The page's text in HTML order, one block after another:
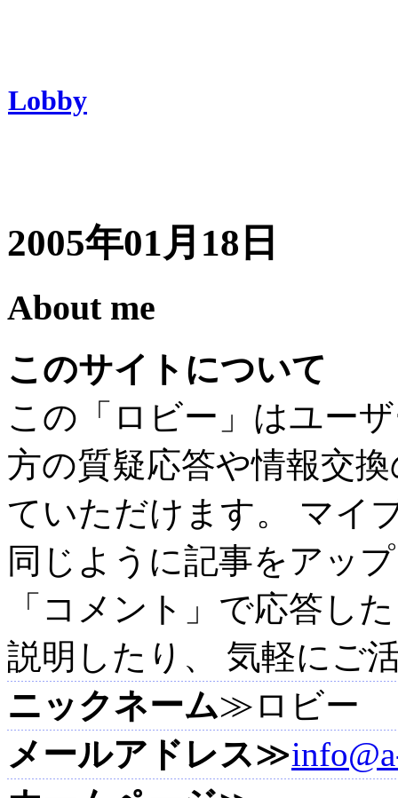
Lobby
2005年01月18日
About me
このサイトについて
この「ロビー」はユー
方の質疑応答や情報交
ていただけます。 マイ
同じように記事をアッ
「コメント」で応答し
説明したり、 気軽にご
ニックネーム≫ロビー
メールアドレス≫